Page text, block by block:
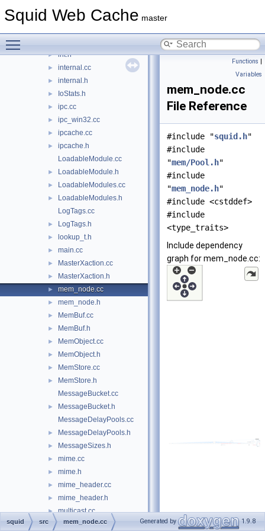
Squid Web Cache master
► Instance.cc
► int.h
► internal.cc
► internal.h
► IoStats.h
► ipc.cc
► ipc_win32.cc
► ipcache.cc
►
ipcache.h
LoadableModule.cc
► LoadableModule.h
► LoadableModules.cc
►
LoadableModules.h
LogTags.cc
► LogTags.h
► lookup_t.h
► main.cc
► MasterXaction.cc
► MasterXaction.h
► mem_node.cc
► mem_node.h
► MemBuf.cc
► MemBuf.h
► MemObject.cc
► MemObject.h
► MemStore.cc
►
MemStore.h
MessageBucket.cc
►
MessageBucket.h
MessageDelayPools.cc
► MessageDelayPools.h
► MessageSizes.h
► mime.cc
► mime.h
► mime_header.cc
► mime_header.h
► multicast.cc
► multicast.h
Functions |
Variables
mem_node.cc
File Reference
#include "squid.h"
#include
"mem/Pool.h"
#include
"mem_node.h"
#include <cstddef>
#include
<type_traits>
Include dependency
graph for mem_node.cc:
squid src mem_node.cc Generated by 1.9.8